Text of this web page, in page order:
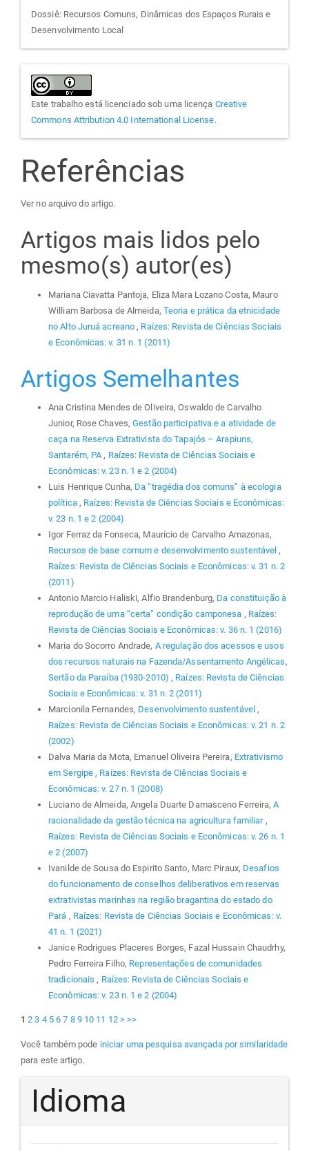
Dossiê: Recursos Comuns, Dinâmicas dos Espaços Rurais e
Desenvolvimento Local
Este trabalho está licenciado sob uma licença Creative
Commons Attribution 4.0 International License.
Referências
Ver no arquivo do artigo.
Artigos mais lidos pelo
mesmo(s) autor(es)
Mariana Ciavatta Pantoja, Eliza Mara Lozano Costa, Mauro
William Barbosa de Almeida, Teoria e prática da etnicidade
no Alto Juruá acreano , Raízes: Revista de Ciências Sociais
e Econômicas: v. 31 n. 1 (2011)
Artigos Semelhantes
Ana Cristina Mendes de Oliveira, Oswaldo de Carvalho
Junior, Rose Chaves,Gestão participativa e a atividade de
caça na Reserva Extrativista do Tapajós – Arapiuns,
Santarém, PA, Raízes: Revista de Ciências Sociais e
Econômicas: v. 23 n. 1 e 2 (2004)
Luis Henrique Cunha, Da “tragédia dos comuns” à ecologia
política , Raízes: Revista de Ciências Sociais e Econômicas:
v. 23 n. 1 e 2 (2004)
Igor Ferraz da Fonseca, Maurício de Carvalho Amazonas,
Recursos de base comum e desenvolvimento sustentável,
Raízes: Revista de Ciências Sociais e Econômicas: v. 31 n. 2
(2011)
Antonio Marcio Haliski, Alfio Brandenburg, Da constituição à
reprodução de uma “certa” condição camponesa , Raízes:
Revista de Ciências Sociais e Econômicas: v. 36 n. 1 (2016)
Maria do Socorro Andrade, A regulação dos acessos e usos
dos recursos naturais na Fazenda/Assentamento Angélicas,
Sertão da Paraíba (1930-2010), Raízes: Revista de Ciências
Sociais e Econômicas: v. 31 n. 2 (2011)
Marcionila Fernandes, Desenvolvimento sustentável,
Raízes: Revista de Ciências Sociais e Econômicas: v. 21 n. 2
(2002)
Dalva Maria da Mota, Emanuel Oliveira Pereira, Extrativismo
em Sergipe, Raízes: Revista de Ciências Sociais e
Econômicas: v. 27 n. 1 (2008)
Luciano de Almeida, Angela Duarte Damasceno Ferreira,A
racionalidade da gestão técnica na agricultura familiar ,
Raízes: Revista de Ciências Sociais e Econômicas: v. 26 n. 1
e 2 (2007)
Ivanilde de Sousa do Espirito Santo, Marc Piraux, Desafios
do funcionamento de conselhos deliberativos em reservas
extrativistas marinhas na região bragantina do estado do
Pará , Raízes: Revista de Ciências Sociais e Econômicas: v.
41 n. 1 (2021)
Janice Rodrigues Placeres Borges, Fazal Hussain Chaudrhy,
Pedro Ferreira Filho, Representações de comunidades
tradicionais, Raízes: Revista de Ciências Sociais e
Econômicas: v. 23 n. 1 e 2 (2004)
1 2 3 4 5 6 7 8 9 10 11 12 > >>
Você também pode iniciar uma pesquisa avançada por similaridade
para este artigo.
Idioma